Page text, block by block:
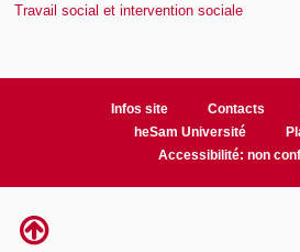
Travail social et intervention sociale
Infos site Contacts
heSam Université
Accessibilité: non